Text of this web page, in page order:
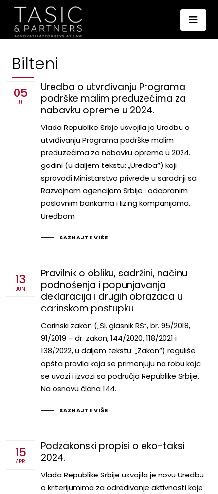
Bilteni
05
JUL
Uredba o utvrđivanju Programa
podrške malim preduzećima za
nabavku opreme u 2024.
Vlada Republike Srbje usvojila je Uredbu o
utvrđivanju Programa podrške malim
preduzećima za nabavku opreme u 2024.
godini (u daljem tekstu: „Uredba“) koji
sprovodi Ministarstvo privrede u saradnji sa
Razvojnom agencijom Srbije i odabranim
poslovnim bankama i lizing kompanijama.
Uredbom
SAZNAJTE VIŠE
13
JUN
Pravilnik o obliku, sadržini, načinu
podnošenja i popunjavanja
deklaracija i drugih obrazaca u
carinskom postupku
Carinski zakon („Sl. glasnik RS“, br. 95/2018,
91/2019 – dr. zakon, 144/2020, 118/2021 i
138/2022, u daljem tekstu: „Zakon“) reguliše
opšta pravila koja se primenjuju na robu koja
se uvozi i izvozi sa područja Republike Srbije.
Na osnovu člana 144.
SAZNAJTE VIŠE
15
APR
Podzakonski propisi o eko-taksi
2024.
Vlada Republike Srbije usvojila je novu Uredbu
o kriterijumima za određivanje aktivnosti koje